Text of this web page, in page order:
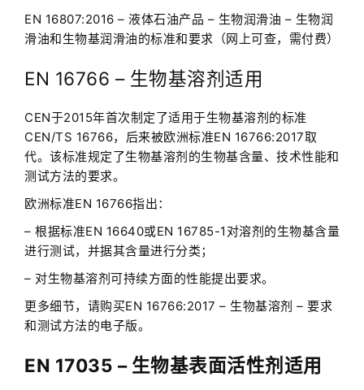
EN 16807:2016 – 液体石油产品 – 生物润滑油 – 生物润
滑油和生物基润滑油的标准和要求（网上可查，需付费）
EN 16766 – 生物基溶剂适用
CEN于2015年首次制定了适用于生物基溶剂的标准
CEN/TS 16766，后来被欧洲标准EN 16766:2017取
代。该标准规定了生物基溶剂的生物基含量、技术性能和
测试方法的要求。
欧洲标准EN 16766指出：
– 根据标准EN 16640或EN 16785-1对溶剂的生物基含量
进行测试，并据其含量进行分类；
– 对生物基溶剂可持续方面的性能提出要求。
更多细节，请购买EN 16766:2017 – 生物基溶剂 – 要求
和测试方法的电子版。
EN 17035 – 生物基表面活性剂适用